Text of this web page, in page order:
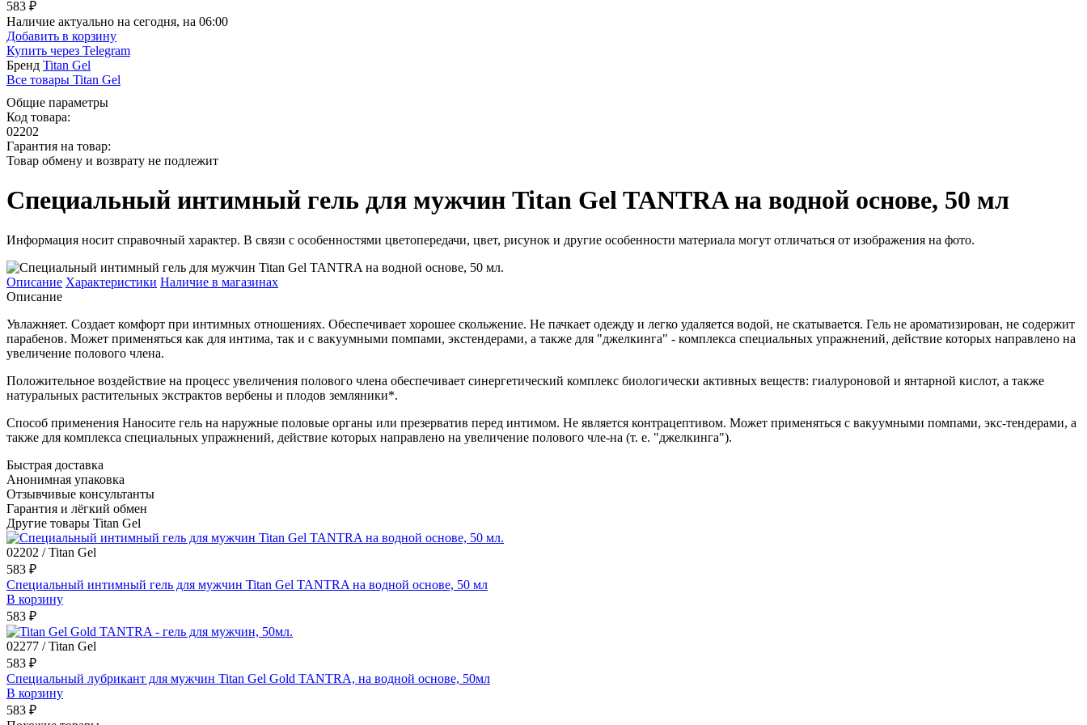
583 ₽
Наличие актуально на сегодня, на 06:00
Добавить в корзину
Купить через Telegram
Бренд Titan Gel
Все товары Titan Gel
Общие параметры
Код товара:
02202
Гарантия на товар:
Товар обмену и возврату не подлежит
Специальный интимный гель для мужчин Titan Gel TANTRA на водной основе, 50 мл
Информация носит справочный характер. В связи с особенностями цветопередачи, цвет, рисунок и другие особенности материала могут отличаться от изображения на фото.
Описание Характеристики Наличие в магазинах
Описание
Увлажняет. Создает комфорт при интимных отношениях. Обеспечивает хорошее скольжение. Не пачкает одежду и легко удаляется водой, не скатывается. Гель не ароматизирован, не содержит
парабенов. Может применяться как для интима, так и с вакуумными помпами, экстендерами, а также для "джелкинга" - комплекса специальных упражнений, действие которых направлено на
увеличение полового члена.
Положительное воздействие на процесс увеличения полового члена обеспечивает синергетический комплекс биологически активных веществ: гиалуроновой и янтарной кислот, а также
натуральных растительных экстрактов вербены и плодов земляники*.
Способ применения Наносите гель на наружные половые органы или презерватив перед интимом. Не является контрацептивом. Может применяться с вакуумными помпами, экс-тендерами, а
также для комплекса специальных упражнений, действие которых направлено на увеличение полового чле-на (т. е. "джелкинга").
Быстрая доставка
Анонимная упаковка
Отзывчивые консультанты
Гарантия и лёгкий обмен
Другие товары Titan Gel
02202 / Titan Gel
583 ₽
Специальный интимный гель для мужчин Titan Gel TANTRA на водной основе, 50 мл
В корзину
583 ₽
02277 / Titan Gel
583 ₽
Специальный лубрикант для мужчин Titan Gel Gold TANTRA, на водной основе, 50мл
В корзину
583 ₽